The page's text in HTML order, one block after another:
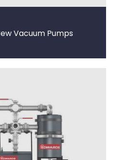
Vacuum Pumps